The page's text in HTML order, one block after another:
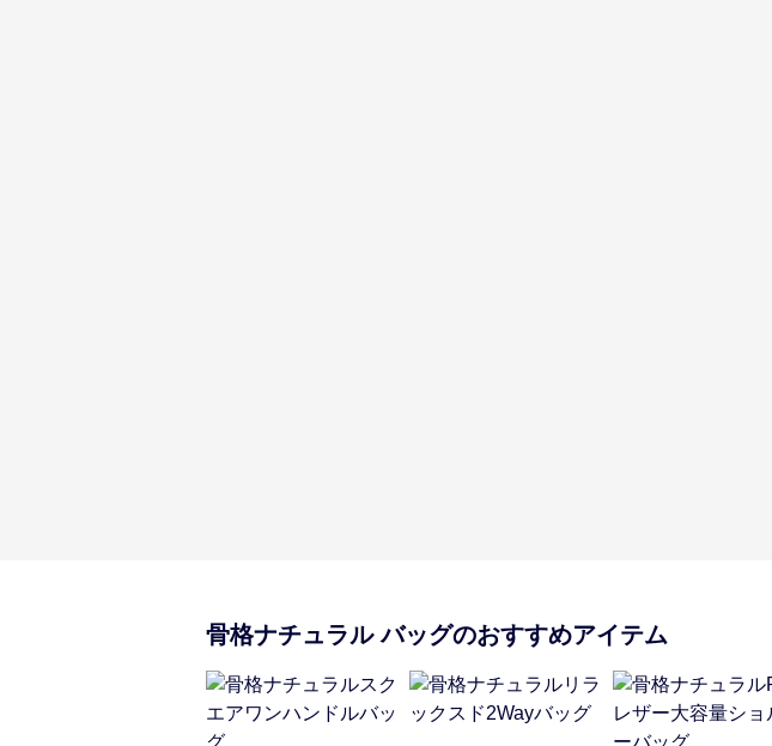
骨格ナチュラル バッグのおすすめアイテム